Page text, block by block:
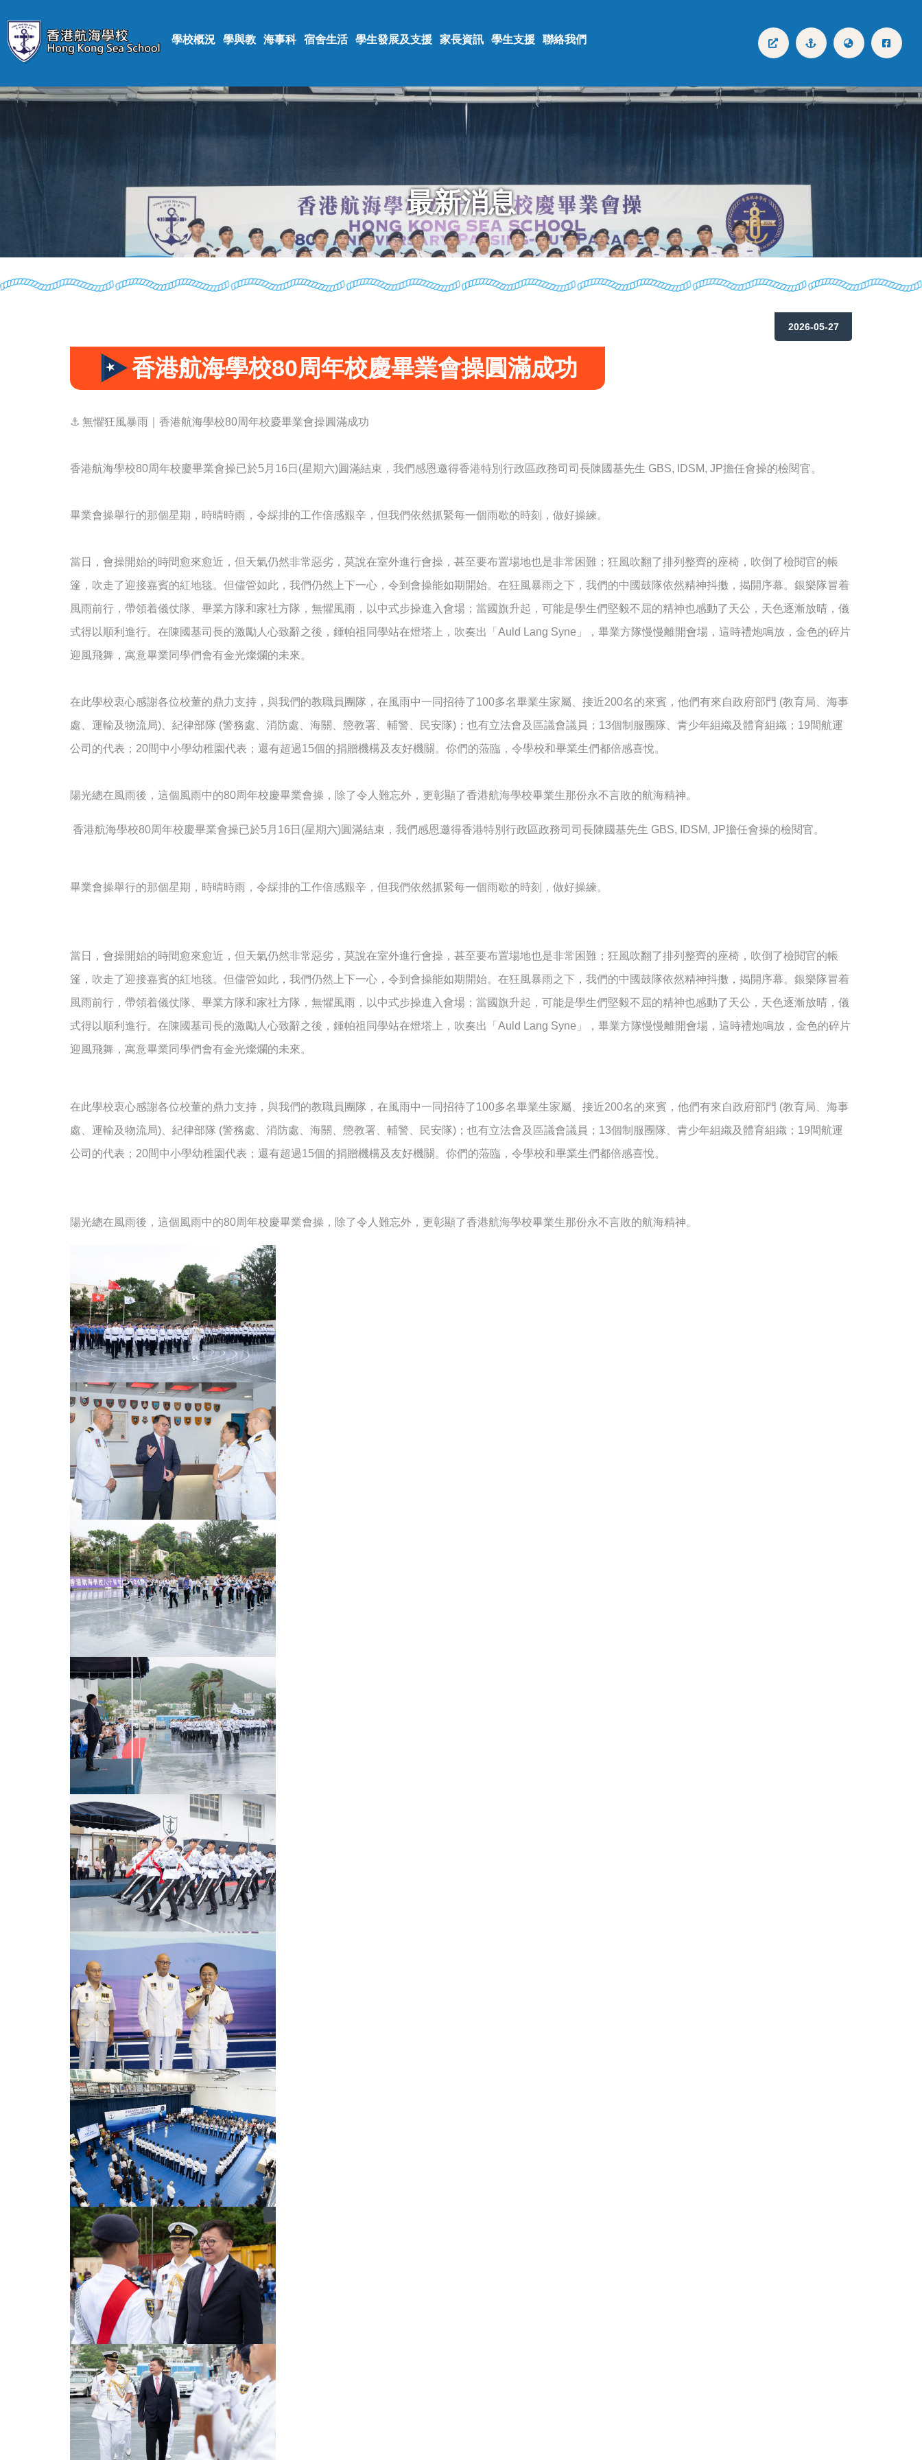
學校概況 學與教 海事科 宿舍生活 學生發展及支援 家長資訊 學生支援 聯絡我們
最新消息
2026-05-27
香港航海學校80周年校慶畢業會操圓滿成功
⚓️ 無懼狂風暴雨｜香港航海學校80周年校慶畢業會操圓滿成功
香港航海學校80周年校慶畢業會操已於5月16日(星期六)圓滿結束，我們感恩邀得香港特別行政區政務司司長陳國基先生 GBS, IDSM, JP擔任會操的檢閱官。
畢業會操舉行的那個星期，時晴時雨，令綵排的工作倍感艱辛，但我們依然抓緊每一個雨歇的時刻，做好操練。
當日，會操開始的時間愈來愈近，但天氣仍然非常惡劣，莫說在室外進行會操，甚至要布置場地也是非常困難；狂風吹翻了排列整齊的座椅，吹倒了檢閱官的帳
篷，吹走了迎接嘉賓的紅地毯。但儘管如此，我們仍然上下一心，令到會操能如期開始。在狂風暴雨之下，我們的中國鼓隊依然精神抖擻，揭開序幕。銀樂隊冒着
風雨前行，帶領着儀仗隊、畢業方隊和家社方隊，無懼風雨，以中式步操進入會場；當國旗升起，可能是學生們堅毅不屈的精神也感動了天公，天色逐漸放晴，儀
式得以順利進行。在陳國基司長的激勵人心致辭之後，鍾帕祖同學站在燈塔上，吹奏出「Auld Lang Syne」，畢業方隊慢慢離開會場，這時禮炮鳴放，金色的碎片
迎風飛舞，寓意畢業同學們會有金光燦爛的未來。
在此學校衷心感謝各位校董的鼎力支持，與我們的教職員團隊，在風雨中一同招待了100多名畢業生家屬、接近200名的來賓，他們有來自政府部門 (教育局、海事
處、運輸及物流局)、紀律部隊 (警務處、消防處、海關、懲教署、輔警、民安隊)；也有立法會及區議會議員；13個制服團隊、青少年組織及體育組織；19間航運
公司的代表；20間中小學幼稚園代表；還有超過15個的捐贈機構及友好機關。你們的蒞臨，令學校和畢業生們都倍感喜悅。
陽光總在風雨後，這個風雨中的80周年校慶畢業會操，除了令人難忘外，更彰顯了香港航海學校畢業生那份永不言敗的航海精神。
香港航海學校80周年校慶畢業會操已於5 月 16 日 (星期六)圓滿結束，我們感恩邀得香港特別行政區政務司司長陳國基先生 GBS, IDSM, JP擔任會操的檢閱官。
畢業會操舉行的那個星期，時晴時雨，令綵排的工作倍感艱辛，但我們依然抓緊每一個雨歇的時刻，做好操練。
當日，會操開始的時間愈來愈近，但天氣仍然非常惡劣，莫說在室外進行會操，甚至要布置場地也是非常困難；狂風吹翻了排列整齊的座椅，吹倒了檢閱官的帳
篷，吹走了迎接嘉賓的紅地毯。但儘管如此，我們仍然上下一心，令到會操能如期開始。在狂風暴雨之下，我們的中國鼓隊依然精神抖擻，揭開序幕。銀樂隊冒着
風雨前行，帶領着儀仗隊、畢業方隊和家社方隊，無懼風雨，以中式步操進入會場；當國旗升起，可能是學生們堅毅不屈的精神也感動了天公，天色逐漸放晴，儀
式得以順利進行。在陳國基司長的激勵人心致辭之後，鍾帕祖同學站在燈塔上，吹奏出「 Auld Lang Syne 」，畢業方隊慢慢離開會場，這時禮炮鳴放，金色的碎片
迎風飛舞，寓意畢業同學們會有金光燦爛的未來。
在此學校衷心感謝各位校董的鼎力支持，與我們的教職員團隊，在風雨中一同招待了100多名畢業生家屬、接近200名的來賓，他們有來自政府部門 (教育局、海事
處、運輸及物流局) 、紀律部隊 (警務處、消防處、海關、懲教署、輔警、民安隊) ；也有立法會及區議會議員； 13個制服團隊、青少年組織及體育組織； 19間航運
公司的代表； 20間中小學幼稚園代表；還有超過15個的捐贈機構及友好機關。你們的蒞臨，令學校和畢業生們都倍感喜悅。
陽光總在風雨後，這個風雨中的80周年校慶畢業會操，除了令人難忘外，更彰顯了香港航海學校畢業生那份永不言敗的航海精神。